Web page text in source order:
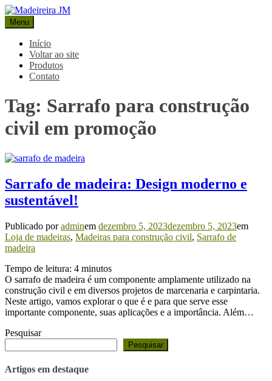
Pular
para
o
conteúdo
Madeireira JM
Blog Madeireira JM
Menu
Início
Voltar ao site
Produtos
Contato
Tag: Sarrafo para construção
civil em promoção
Sarrafo de madeira: Design moderno e
sustentável!
Publicado poradminem dezembro 5, 2023dezembro 5, 2023em
Loja de madeiras, Madeiras para construção civil, Sarrafo de
madeira
Tempo de leitura: 4 minutos
O sarrafo de madeira é um componente amplamente utilizado na
construção civil e em diversos projetos de marcenaria e carpintaria.
Neste artigo, vamos explorar o que é e para que serve esse
importante componente, suas aplicações e a importância. Além…
Pesquisar
Pesquisar
Artigos em destaque